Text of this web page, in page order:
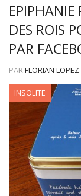
EPIPHANIE
DES ROIS
PAR
PARFLORIAN LOPEZ
INSOLITE